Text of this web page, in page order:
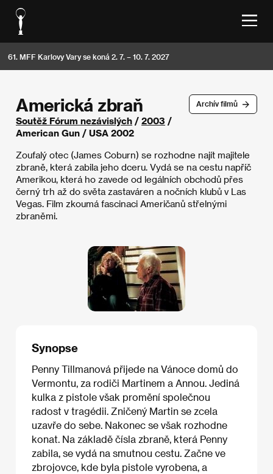
61. MFF Karlovy Vary se koná 2. 7. – 10. 7. 2027
Archív filmů
Americká zbraň
Soutěž Fórum nezávislých / 2003 /
American Gun / USA 2002
Zoufalý otec (James Coburn) se rozhodne najít majitele
zbraně, která zabila jeho dceru. Vydá se na cestu napříč
Amerikou, která ho zavede od legálních obchodů přes
černý trh až do světa zastaváren a nočních klubů v Las
Vegas. Film zkoumá fascinaci Američanů střelnými
zbraněmi.
Synopse
Penny Tillmanová přijede na Vánoce domů do
Vermontu, za rodiči Martinem a Annou. Jediná
kulka z pistole však promění společnou
radost v tragédii. Zničený Martin se zcela
uzavře do sebe. Nakonec se však rozhodne
konat. Na základě čísla zbraně, která Penny
zabila, se vydá na smutnou cestu. Začne ve
zbrojovce, kde byla pistole vyrobena, a